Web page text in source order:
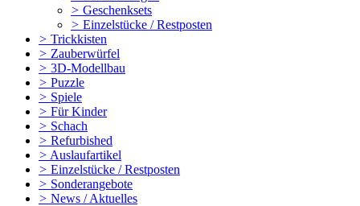
> Geschenksets
> Einzelstücke / Restposten
> Trickkisten
> Zauberwürfel
> 3D-Modellbau
> Puzzle
> Spiele
> Für Kinder
> Schach
> Refurbished
> Auslaufartikel
> Einzelstücke / Restposten
> Sonderangebote
> News / Aktuelles